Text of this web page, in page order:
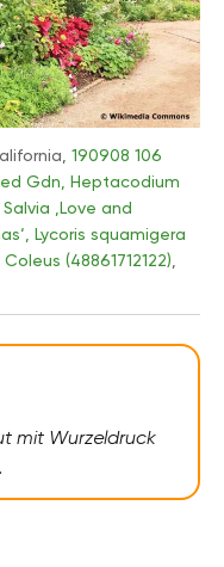
190908 106
Gdn, Heptacodium
‚Love and
Lycoris squamigera
(48861712122),
mit Wurzeldruck